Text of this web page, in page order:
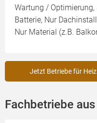
Wartung /
Batterie, Nur
Nur Material (z.B.
Jetzt Betriebe für
Fachbetriebe